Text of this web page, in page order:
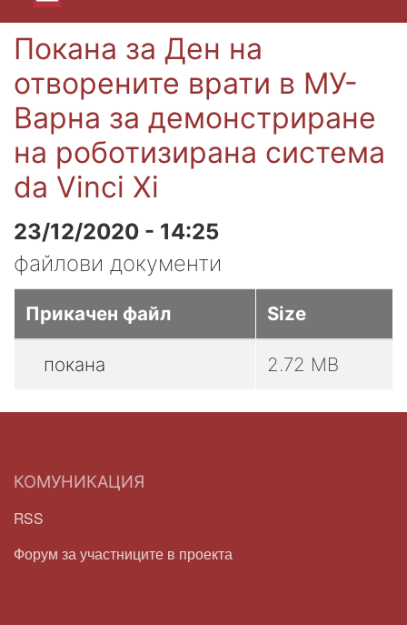
Покана за Ден на
отворените врати в МУ-
Варна за демонстриране
на роботизирана система
da Vinci Xi
23/12/2020 - 14:25
файлови документи
Прикачен файл Size
покана 2.72 MB
КОМУНИКАЦИЯ
RSS
Форум за участниците в проекта